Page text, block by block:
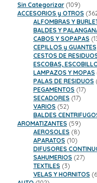
Sin Categorizar 109109
ACCESORIOS y OTROS
ALFOMBRAS Y
BALDES Y
CABOS Y SOPAPAS
CEPILLOS y GUANTES
CESTOS DE
ESCOBAS,
LAMPAZOS Y MOPAS
PALAS DE RESIDUOS
PEGAMENTOS 1717
SECADORES 1717
VARIOS 5252
productos
BALDES
AROMATIZANTES 5959
AEROSOLES 88
APARATOS 1010
DIFUSORES
SAHUMERIOS 2727
TEXTILES 33
productos
VELAS Y HORNITOS 6